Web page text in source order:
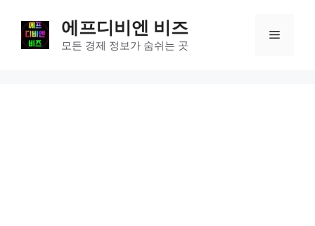
에프디비엔 비즈
모든 경제 정보가 숨쉬는 곳
메